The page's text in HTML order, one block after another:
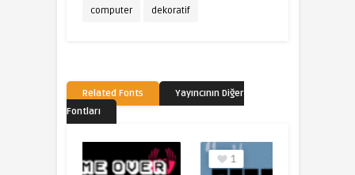
computer dekoratif
Related Fonts
Yayıncının Diğer
Fontları
1